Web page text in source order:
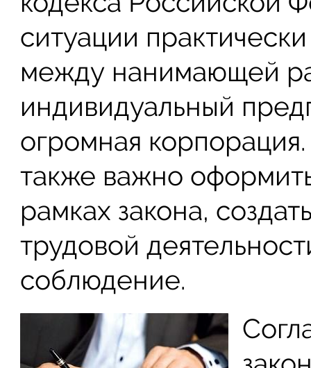
ситуации
между нанимающей
индивидуальный
огромная
также важно
рамках закона,
трудовой
соблюдение.